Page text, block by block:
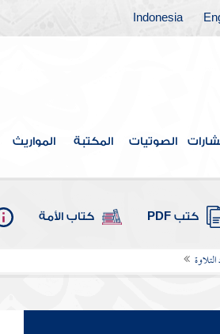
Indonesia
الصوتيات المكتبة المواريث
كتب PDF كتاب الأمة